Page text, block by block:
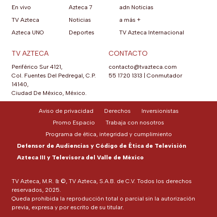
En vivo
TV Azteca
Azteca UNO
Azteca 7
Noticias
Deportes
adn Noticias
a más +
TV Azteca Internacional
TV AZTECA
Periférico Sur 4121,
Col. Fuentes Del Pedregal, C.P.
14140,
Ciudad De México, México.
CONTACTO
contacto@tvazteca.com
55 1720 1313
Conmutador
TV Azteca, M.R. & ©, TV Azteca, S.A.B. de C.V. Todos los derechos
reservados, 2025.
Queda prohibida la reproducción total o parcial sin la autorización
previa, expresa y por escrito de su titular.
Aviso de privacidad Derechos
Inversionistas
Promo Espacio
Trabaja con nosotros
Programa de ética, integridad y cumplimiento
Defensor de Audiencias y Código de Ética de Televisión
Azteca III y Televisora del Valle de México